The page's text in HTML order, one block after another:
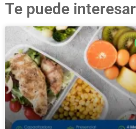
Te puede interesar